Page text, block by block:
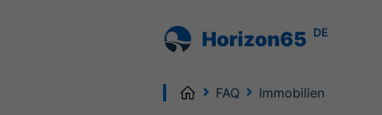
DE
HomeFAQ Immobilien